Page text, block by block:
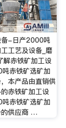
备-日产2000吨
工艺及设备_磨
解赤铁矿加工设
赤铁矿选矿加
本产品由直销供
赤铁矿加工设
赤铁矿选矿加
的供应商 …